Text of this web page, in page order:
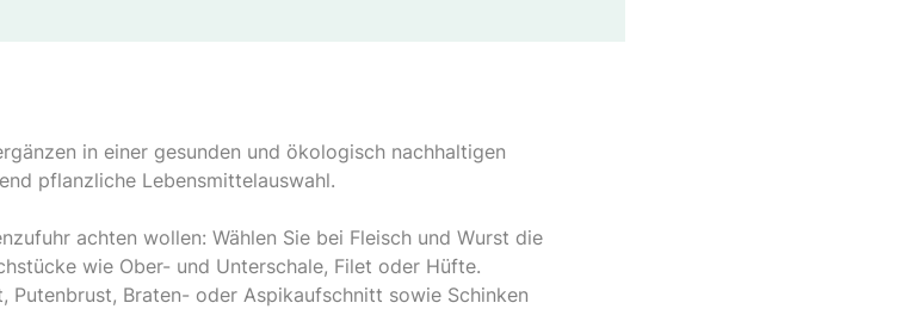
in einer gesunden und ökologisch nachhaltigen
pflanzliche Lebensmittelauswahl.
achten wollen: Wählen Sie bei Fleisch und Wurst die
wie Ober- und Unterschale, Filet oder Hüfte.
Putenbrust, Braten- oder Aspikaufschnitt sowie Schinken